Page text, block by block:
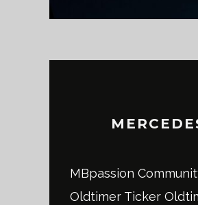
MBpassion
Oldtimer Ticker